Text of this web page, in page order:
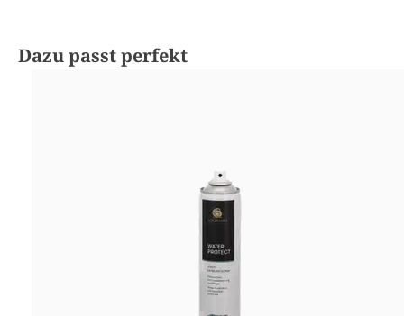
Produktgalerie überspringen
Dazu passt perfekt